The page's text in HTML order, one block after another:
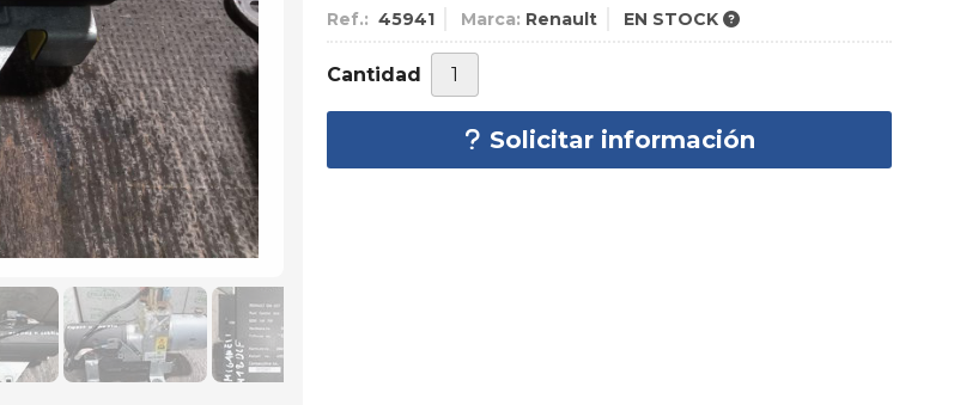
Ref.: 45941 Marca: Renault EN STOCK
Cantidad
Solicitar información